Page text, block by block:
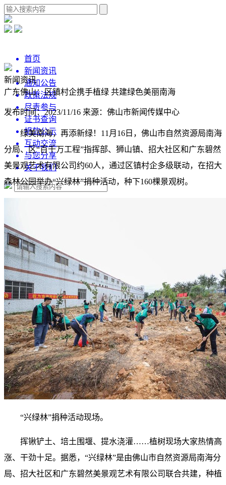
首页
新闻资讯
通知公告
政策法规
尽责参与
证书查询
捐款公示
互动交流
与您分享
关于我们
新闻资讯
广东佛山：区镇村企携手植绿 共建绿色美丽南海
发布时间：2023/11/16 来源：佛山市新闻传媒中心
绿美南海，再添新绿！11月16日，佛山市自然资源局南海
分局、区“百千万工程”指挥部、狮山镇、招大社区和广东碧然
美景观艺术有限公司约60人，通过区镇村企多级联动，在招大
森林公园举办“兴绿林”捐种活动，种下160棵景观树。
“兴绿林”捐种活动现场。
挥锹铲土、培土围堰、提水浇灌……植树现场大家热情高
涨、干劲十足。据悉，“兴绿林”是由佛山市自然资源局南海分
局、招大社区和广东碧然美景观艺术有限公司联合共建，种植